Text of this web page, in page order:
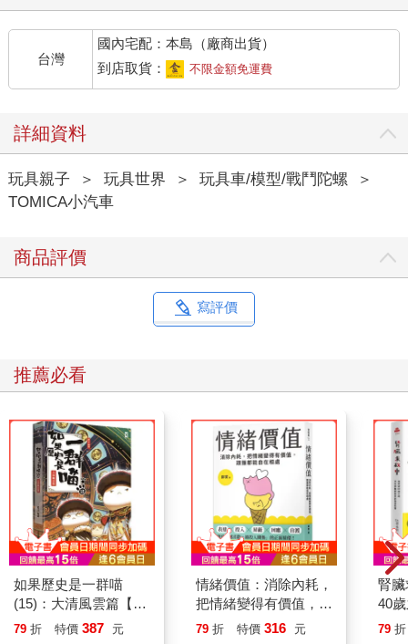
台灣
國內宅配：本島（廠商出貨）
到店取貨：
不限金額免運費
詳細資料
玩具親子 ＞ 玩具世界 ＞ 玩具車/模型/戰鬥陀螺
＞
TOMICA小汽車
商品評價
寫評價
推薦必看
如果歷史是一群喵
(15)：大清風雲篇【萌
貓漫畫學歷史】
79 折 特價 387 元
情緒價值：消除內耗，
把情緒變得有價值，跟
誰都能自在相處
79 折 特價 316 元
腎
40
就
79 折